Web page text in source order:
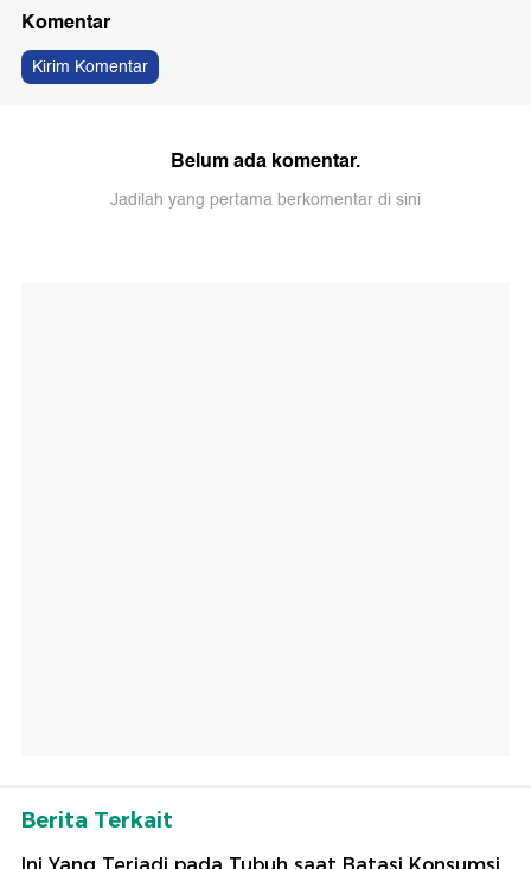
Komentar
Kirim Komentar
Belum ada komentar.
Jadilah yang pertama berkomentar di sini
Berita Terkait